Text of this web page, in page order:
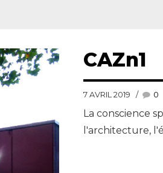
CAZn1
7 AVRIL 2019 0
La conscience
l'architecture,